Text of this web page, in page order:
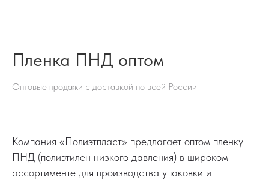
Пленка ПНД оптом
Оптовые продажи с доставкой по всей России
Компания «Полиэтпласт» предлагает оптом пленку
ПНД (полиэтилен низкого давления) в широком
ассортименте для производства упаковки и